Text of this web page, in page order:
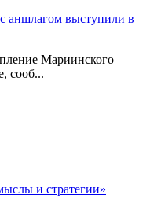
аншлагом выступили в
Мариинского
сооб...
и стратегии»